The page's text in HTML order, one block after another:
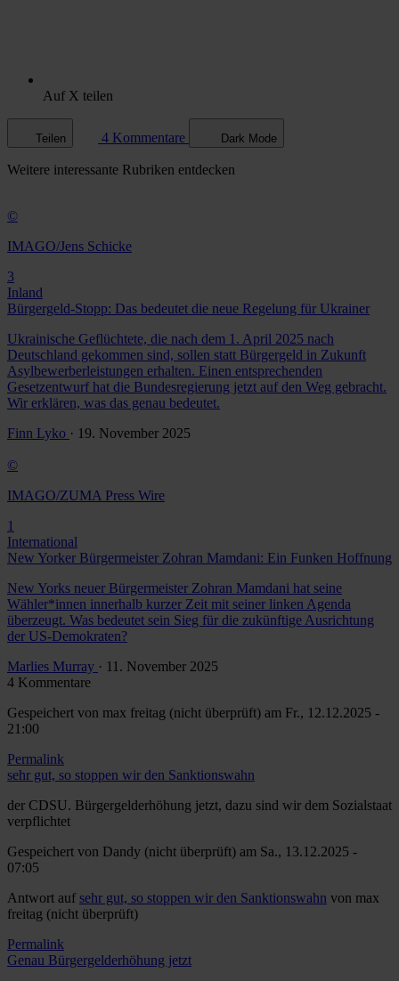
Auf X teilen
Teilen 4 Kommentare Dark Mode
Weitere interessante Rubriken entdecken
©
IMAGO/Jens Schicke
3
Inland
Bürgergeld-Stopp: Das bedeutet die neue Regelung für Ukrainer
Ukrainische Geflüchtete, die nach dem 1. April 2025 nach
Deutschland gekommen sind, sollen statt Bürgergeld in Zukunft
Asylbewerberleistungen erhalten. Einen entsprechenden
Gesetzentwurf hat die Bundesregierung jetzt auf den Weg gebracht.
Wir erklären, was das genau bedeutet.
Finn Lyko · 19. November 2025
©
IMAGO/ZUMA Press Wire
1
International
New Yorker Bürgermeister Zohran Mamdani: Ein Funken Hoffnung
New Yorks neuer Bürgermeister Zohran Mamdani hat seine
Wähler*innen innerhalb kurzer Zeit mit seiner linken Agenda
überzeugt. Was bedeutet sein Sieg für die zukünftige Ausrichtung
der US-Demokraten?
Marlies Murray · 11. November 2025
4 Kommentare
Gespeichert von max freitag (nicht überprüft) am Fr., 12.12.2025 -
21:00
Permalink
sehr gut, so stoppen wir den Sanktionswahn
der CDSU. Bürgergelderhöhung jetzt, dazu sind wir dem Sozialstaat
verpflichtet
Gespeichert von Dandy (nicht überprüft) am Sa., 13.12.2025 -
07:05
Antwort auf sehr gut, so stoppen wir den Sanktionswahn von max
freitag (nicht überprüft)
Permalink
Genau Bürgergelderhöhung jetzt